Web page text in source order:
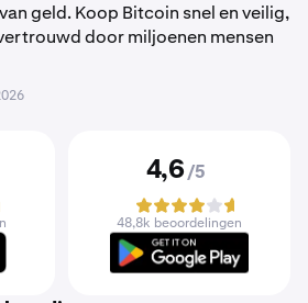
geld. Koop Bitcoin snel en veilig,
door miljoenen mensen
4,6 /5
48,8k beoordelingen